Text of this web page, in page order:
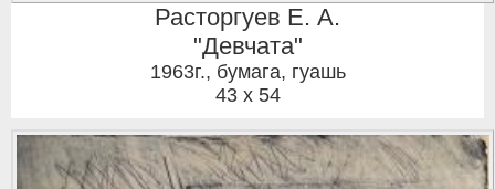
Расторгуев Е. А.
"Девчата"
1963г., бумага, гуашь
43 x 54